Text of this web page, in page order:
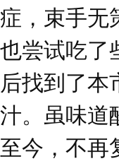
症，束手无
也尝试吃了
后找到了本
汁。虽味道
至今，不再